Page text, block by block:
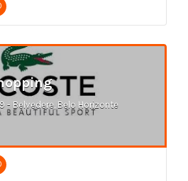
- Belvedere, Belo Horizonte